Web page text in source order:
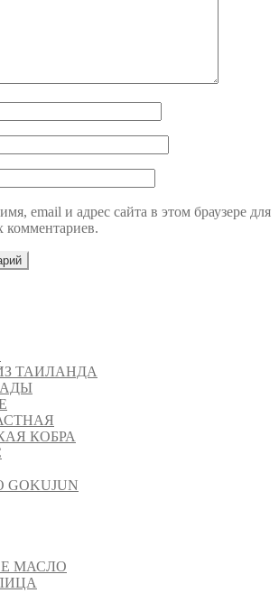
email и адрес сайта в этом браузере для
ТАИЛАНДА
КОБРА
GOKUJUN
МАСЛО